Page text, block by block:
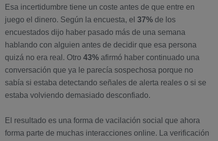
Esa incertidumbre tiene un coste antes de que entre en
juego el dinero. Según la encuesta, el 37% de los
encuestados dijo haber pasado más de una semana
hablando con alguien antes de decidir que esa persona
quizá no era real. Otro 43% afirmó haber continuado una
conversación que ya le parecía sospechosa porque no
sabía si estaba detectando señales de alerta reales o si se
estaba volviendo demasiado desconfiado.
El resultado es una forma de vacilación social que ahora
forma parte de muchas interacciones online. La verificación